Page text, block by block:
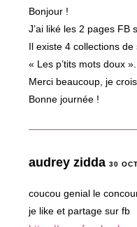
Bonjour !
J’ai liké les 2 pages FB
Il existe 4 collections
« Les p’tits mots doux ».
Merci beaucoup, je
Bonne journée !
audrey zidda30
coucou genial le
je like et partage sur fb